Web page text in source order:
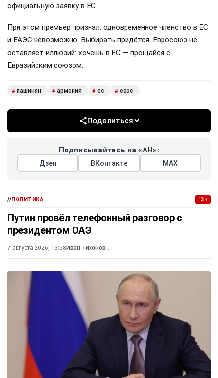
официальную заявку в ЕС.
При этом премьер признал: одновременное членство в ЕС
и ЕАЭС невозможно. Выбирать придётся. Евросоюз не
оставляет иллюзий: хочешь в ЕС — прощайся с
Евразийским союзом.
# пашинян # армения # ес # еаэс
Поделиться
Подписывайтесь на «АН»:
Дзен ВКонтакте МАХ
//ПОЛИТИКА 13+
Путин провёл телефонный разговор с
президентом ОАЭ
7 августа 2026, 13:58 Иван Тихонов ,